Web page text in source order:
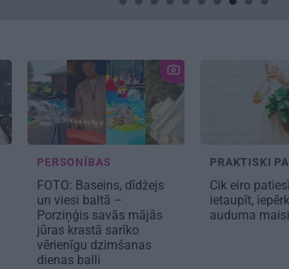
PERSONĪBAS
FOTO: Baseins, dīdžejs
un viesi baltā –
Porziņģis savās mājās
jūras krastā sarīko
vērienīgu dzimšanas
dienas balli
PRAKTISKI
Cik eiro
ietaupīt,
auduma